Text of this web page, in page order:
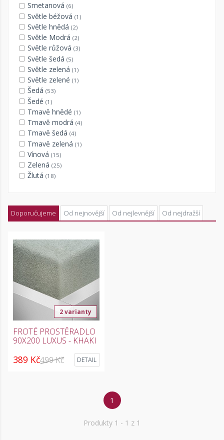
Smetanová (6)
Světle béžová (1)
Světle hnědá (2)
Světle Modrá (2)
Světle růžová (3)
Světle šedá (5)
Světle zelená (1)
Světle zelené (1)
Šedá (53)
Šedé (1)
Tmavě hnědé (1)
Tmavě modrá (4)
Tmavě šedá (4)
Tmavě zelená (1)
Vínová (15)
Zelená (25)
Žlutá (18)
Doporučujeme Od nejnovější Od nejlevnější Od nejdražší
2 varianty
FROTÉ PROSTĚRADLO
90X200 LUXUS - KHAKI
389 Kč499 Kč DETAIL
1
Produkty 1 - 1 z 1